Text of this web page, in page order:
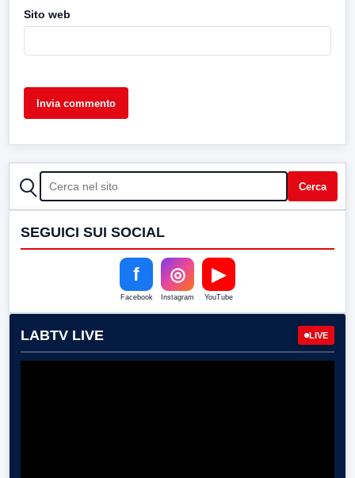
Sito web
CERCA Cerca
SEGUICI SUI SOCIAL
f
Facebook
◎
Instagram
▶
YouTube
LABTV LIVE LIVE